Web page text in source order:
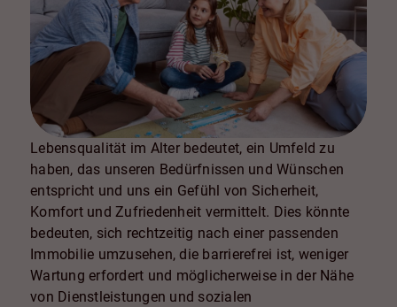
Lebensqualität im Alter bedeutet, ein Umfeld zu
haben, das unseren Bedürfnissen und Wünschen
entspricht und uns ein Gefühl von Sicherheit,
Komfort und Zufriedenheit vermittelt. Dies könnte
bedeuten, sich rechtzeitig nach einer passenden
Immobilie umzusehen, die barrierefrei ist, weniger
Wartung erfordert und möglicherweise in der Nähe
von Dienstleistungen und sozialen